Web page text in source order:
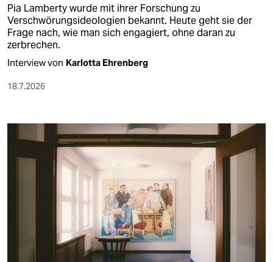
Pia Lamberty wurde mit ihrer Forschung zu
Verschwörungsideologien bekannt. Heute geht sie der
Frage nach, wie man sich engagiert, ohne daran zu
zerbrechen.
Interview von Karlotta Ehrenberg
18.7.2026